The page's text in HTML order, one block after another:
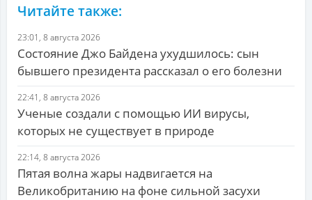
Читайте также:
23:01, 8 августа 2026
Состояние Джо Байдена ухудшилось: сын
бывшего президента рассказал о его болезни
22:41, 8 августа 2026
Ученые создали с помощью ИИ вирусы,
которых не существует в природе
22:14, 8 августа 2026
Пятая волна жары надвигается на
Великобританию на фоне сильной засухи